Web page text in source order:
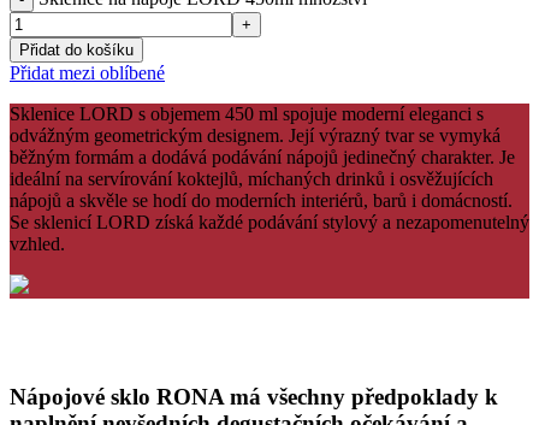
Přidat do košíku
Přidat mezi oblíbené
Sklenice LORD s objemem 450 ml spojuje moderní eleganci s
odvážným geometrickým designem. Její výrazný tvar se vymyká
běžným formám a dodává podávání nápojů jedinečný charakter. Je
ideální na servírování koktejlů, míchaných drinků i osvěžujících
nápojů a skvěle se hodí do moderních interiérů, barů i domácností.
Se sklenicí LORD získá každé podávání stylový a nezapomenutelný
vzhled.
Nápojové sklo RONA má všechny předpoklady k